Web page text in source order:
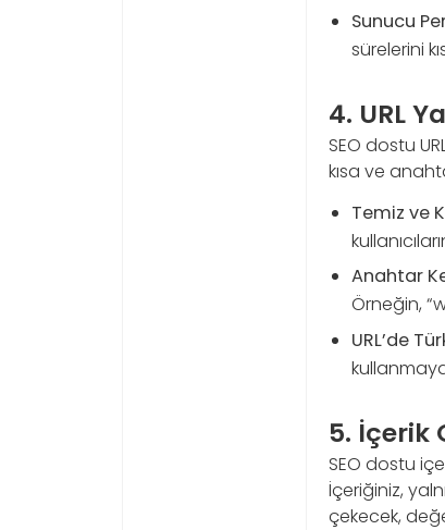
Sunucu
sürelerini
4. URL
SEO dostu
kısa ve
Temiz ve
Anahtar
Örneğin,
URL’de
5. İçerik
SEO dostu
İçeriğiniz,
çekecek,